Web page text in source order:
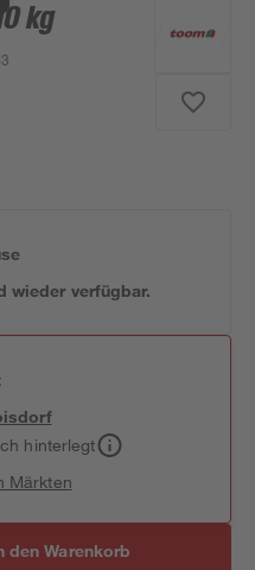
kg
wieder verfügbar.
hinterlegt
Märkten
den Warenkorb